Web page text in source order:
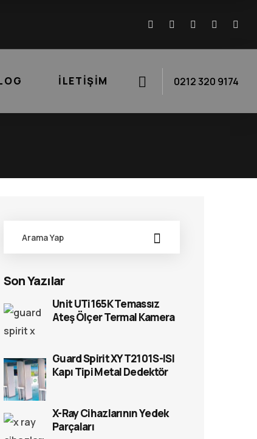
İLETIŞIM 0212 320 9174
Son Yazılar
Unit UTi165K Temassız
Ateş Ölçer Termal Kamera
Guard Spirit XYT2101S-ISI
Kapı Tipi Metal Dedektör
X-Ray Cihazlarının Yedek
Parçaları